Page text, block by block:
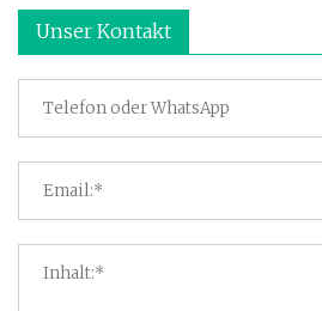
Unser Kontakt